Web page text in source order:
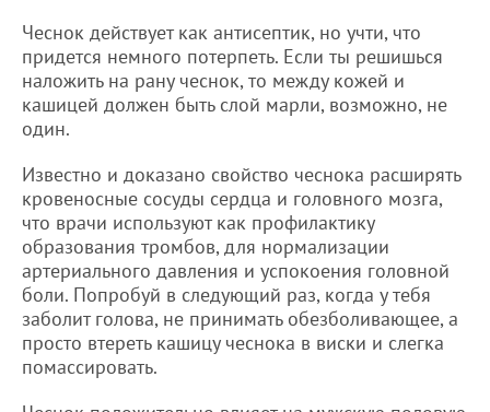
Чеснок действует как антисептик, но учти, что
придется немного потерпеть. Если ты решишься
наложить на рану чеснок, то между кожей и
кашицей должен быть слой марли, возможно, не
один.
Известно и доказано свойство чеснока расширять
кровеносные сосуды сердца и головного мозга,
что врачи используют как профилактику
образования тромбов, для нормализации
артериального давления и успокоения головной
боли. Попробуй в следующий раз, когда у тебя
заболит голова, не принимать обезболивающее, а
просто втереть кашицу чеснока в виски и слегка
помассировать.